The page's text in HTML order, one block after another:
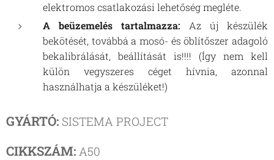
elektromos csatlakozási lehetőség megléte.
A beüzemelés tartalmazza: Az új készülék
bekötését, továbbá a mosó- és öblítőszer adagoló
bekalibrálását, beállítását is!!!! (Így nem kell
külön vegyszeres céget hívnia, azonnal
használhatja a készüléket!)
GYÁRTÓ: SISTEMA PROJECT
CIKKSZÁM: A50